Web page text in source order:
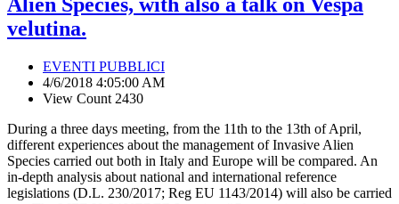
velutina.
EVENTI PUBBLICI
4/6/2018 4:05:00 AM
View Count 2430
During a three days meeting, from the 11th to the 13th of April,
different experiences about the management of Invasive Alien
Species carried out both in Italy and Europe will be compared. An
in-depth analysis about national and international reference
legislations (D.L. 230/2017; Reg EU 1143/2014) will also be carried